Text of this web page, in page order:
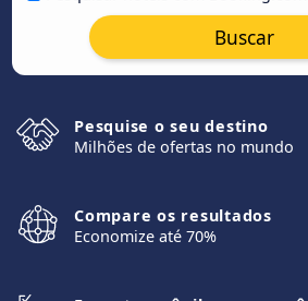
Buscar
Pesquise o seu destino
Milhões de ofertas no mundo
Compare os resultados
Economize até 70%